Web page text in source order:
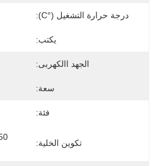
درجة حرارة التشغيل (°C):
يكتب:
الجهد االكهربى:
سعة:
فئة:
تكوين الخلية: